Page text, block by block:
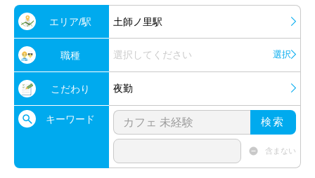
エリア/駅 土師ノ里駅
職種 選択してください 選択
こだわり 夜勤
キーワード 検索
含まない